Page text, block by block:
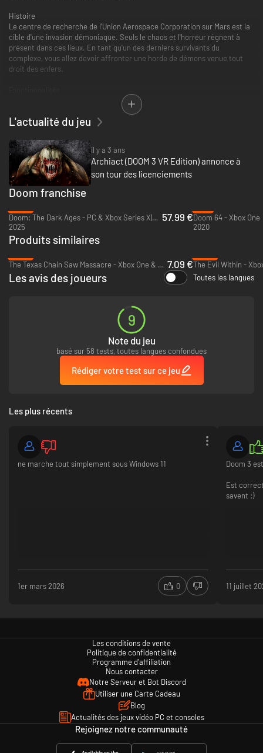
Histoire
Le centre de recherche de l'Union Aerospace Corporation sur Mars est la
cible d'une invasion démoniaque. Seuls le chaos et l'horreur règnent à
présent dans ces lieux. En tant qu'un des derniers survivants du
complexe, vous allez devoir affronter une horde de démons venue tout
droit des enfers.
- Commandes clavier et souris améliorées
- Compatibilité des manettes
- Support des 60 IPS en natif
- Packs d'extension The Resurrection of Evil et The Lost Missions compris.
- *Connectez-vous avec votre compte Slayers Club pour recevoir une
apparence rétro rouge de Marine DOOM ainsi qu'une plaque nominative
assortie pour DOOM ETERNAL.
final, les conditions d'utilisation, la politique de confidentialité et d'autres
informations sur bethesda.net.
https://eulas.bethesda.net/doom3
L'actualité du jeu
il y a 3 ans
Archiact (DOOM 3 VR Edition) annonce à
son tour des licenciements
Doom franchise
Doom: The Dark Ages - PC & Xbox Series X|S (Microsoft Store)
2025
57.99 €Doom 64 - Xbox One
2020
Produits similaires
The Texas Chain Saw Massacre - Xbox One & Xbox Series X|S 7.09 €The Evil Within -
Les avis des joueurs Toutes les langues
9
Note du jeu
basé sur 58 tests, toutes langues confondues
Rédiger votre test sur ce jeu
Les plus récents
ne marche tout simplement sous Windows 11
1er mars 2026 0
Doom 3
Est
savent :)
11 juillet
Les conditions de vente
Politique de confidentialité
Programme d'affiliation
Nous contacter
Notre Serveur et Bot Discord
Utiliser une Carte Cadeau
Blog
Actualités des jeux vidéo PC et consoles
Rejoignez notre communauté